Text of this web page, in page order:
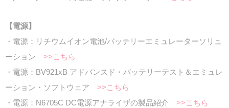
【電源】
・電源：リチウムイオン電池/バッテリーエミュレーターソリュ
ーション >>こちら
・電源：BV921xB アドバンスド・バッテリーテスト＆エミュレ
ーション・ソフトウェア >>こちら
・電源：N6705C DC電源アナライザの製品紹介 >>こちら